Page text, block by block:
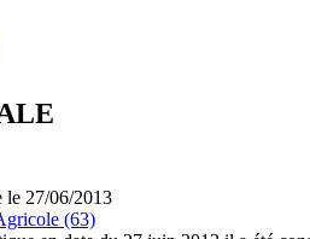
le 27/06/2013
(63)